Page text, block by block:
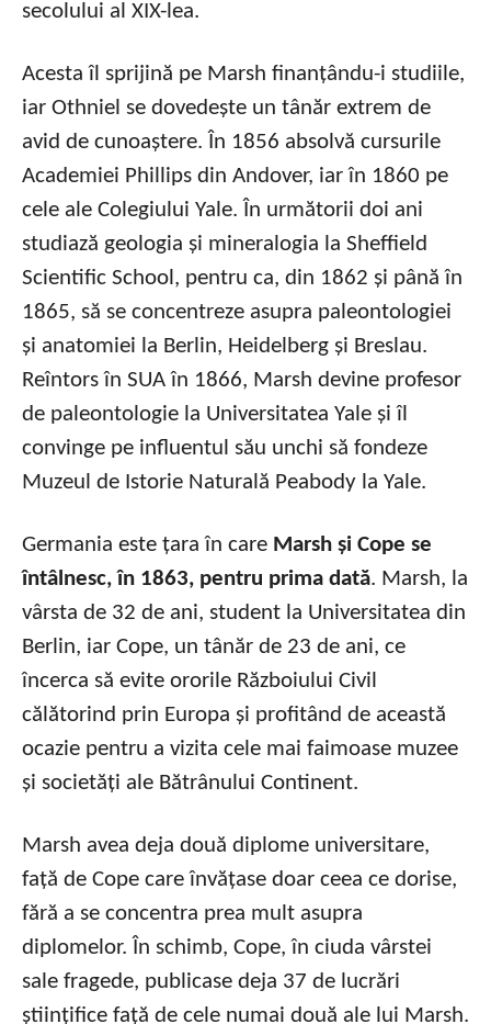
secolului al XIX-lea.
Acesta îl sprijină pe Marsh finanțându-i studiile,
iar Othniel se dovedește un tânăr extrem de
avid de cunoaștere. În 1856 absolvă cursurile
Academiei Phillips din Andover, iar în 1860 pe
cele ale Colegiului Yale. În următorii doi ani
studiază geologia și mineralogia la Sheffield
Scientific School, pentru ca, din 1862 și până în
1865, să se concentreze asupra paleontologiei
și anatomiei la Berlin, Heidelberg și Breslau.
Reîntors în SUA în 1866, Marsh devine profesor
de paleontologie la Universitatea Yale și îl
convinge pe influentul său unchi să fondeze
Muzeul de Istorie Naturală Peabody la Yale.
Germania este țara în care Marsh și Cope se
întâlnesc, în 1863, pentru prima dată. Marsh, la
vârsta de 32 de ani, student la Universitatea din
Berlin, iar Cope, un tânăr de 23 de ani, ce
încerca să evite ororile Războiului Civil
călătorind prin Europa și profitând de această
ocazie pentru a vizita cele mai faimoase muzee
și societăți ale Bătrânului Continent.
Marsh avea deja două diplome universitare,
față de Cope care învățase doar ceea ce dorise,
fără a se concentra prea mult asupra
diplomelor. În schimb, Cope, în ciuda vârstei
sale fragede, publicase deja 37 de lucrări
științifice față de cele numai două ale lui Marsh.